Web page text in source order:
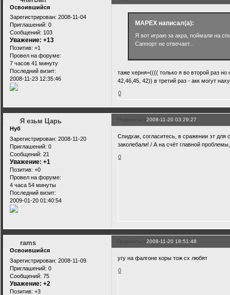
Освоившийся
Зарегистрирован: 2008-11-04
Приглашений: 0
Сообщений: 103
Уважение: +13
Позитив: +1
Провел на форуме:
7 часов 41 минуту
Последний визит:
2008-11-23 12:35:46
MAPEX написал(а):
Я вот играю за акра, поймали на
Саппорт не отвечает...
таже херня=(((( только я во второй раз
42,46,45, 42)) в третий раз - акк могут
0
Поделиться2008-11-20 03:29:27
Я езьм Царь
Нуб
Зарегистрирован: 2008-11-20
Приглашений: 0
Сообщений: 21
Уважение: +1
Позитив: +0
Провел на форуме:
4 часа 54 минуты
Последний визит:
2009-01-20 01:40:54
Спидхак, согласитесь, в сражении эт для
заколебали! / А на счёт главной
0
Поделиться2008-11-20 18:51:48
rams
Освоившийся
Зарегистрирован: 2008-11-09
Приглашений: 0
Сообщений: 75
Уважение: +2
Позитив: +3
угу на фалгоне коры тож сх любят
0